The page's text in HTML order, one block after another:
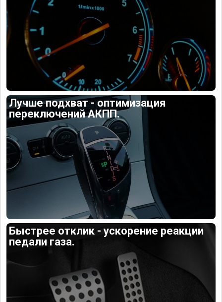
Лучше подхват - оптимизация
переключений АКПП.
Быстрее отклик - ускорение реакции
педали газа.